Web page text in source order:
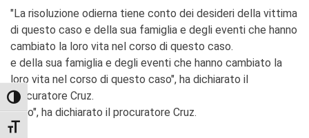
TOGGLE HIGH CONTRAST
TOGGLE FONT SIZE
"La risoluzione odierna tiene conto dei desideri della vittima
di questo caso e della sua famiglia e degli eventi che hanno
cambiato la loro vita nel corso di questo caso.
e della sua famiglia e degli eventi che hanno cambiato la
loro vita nel corso di questo caso", ha dichiarato il
procuratore Cruz.
caso", ha dichiarato il procuratore Cruz.